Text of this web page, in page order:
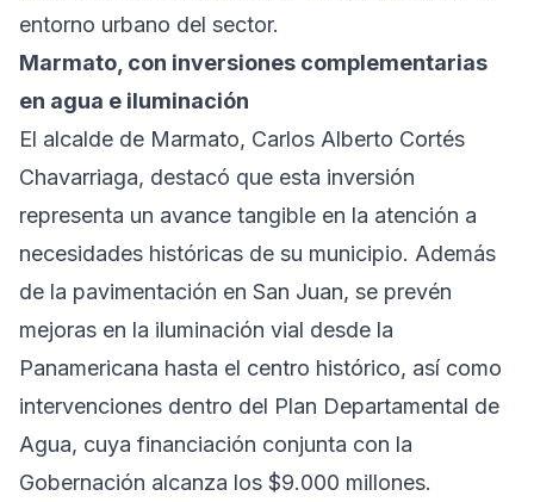
entorno urbano del sector.
Marmato, con inversiones complementarias
en agua e iluminación
El alcalde de Marmato, Carlos Alberto Cortés
Chavarriaga, destacó que esta inversión
representa un avance tangible en la atención a
necesidades históricas de su municipio. Además
de la pavimentación en San Juan, se prevén
mejoras en la iluminación vial desde la
Panamericana hasta el centro histórico, así como
intervenciones dentro del Plan Departamental de
Agua, cuya financiación conjunta con la
Gobernación alcanza los $9.000 millones.